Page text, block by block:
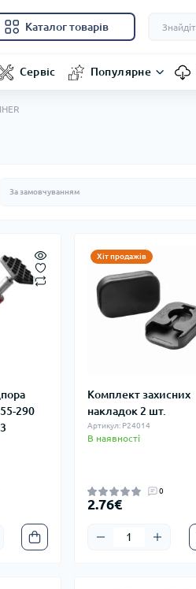
Каталог товарів
Сервіс Популярне
290
Хіт продажів
Комплект захисних
накладок 2 шт.
Артикул: P24014
В наявності
0
2.76€